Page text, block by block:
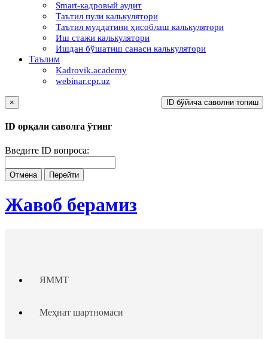
Smart-кадровый аудит
Таътил пули калькулятори
Таътил муддатини ҳисоблаш калькулятори
Иш стажи калькулятори
Ишдан бўшатиш санаси калькулятори
Таълим
Kadrovik.academy
webinar.cpr.uz
ID бўйича саволни топиш
×
ID орқали саволга ўтинг
Введите ID вопроса:
Отмена Перейти
Жавоб берамиз
ЯММТ
Меҳнат шартномаси